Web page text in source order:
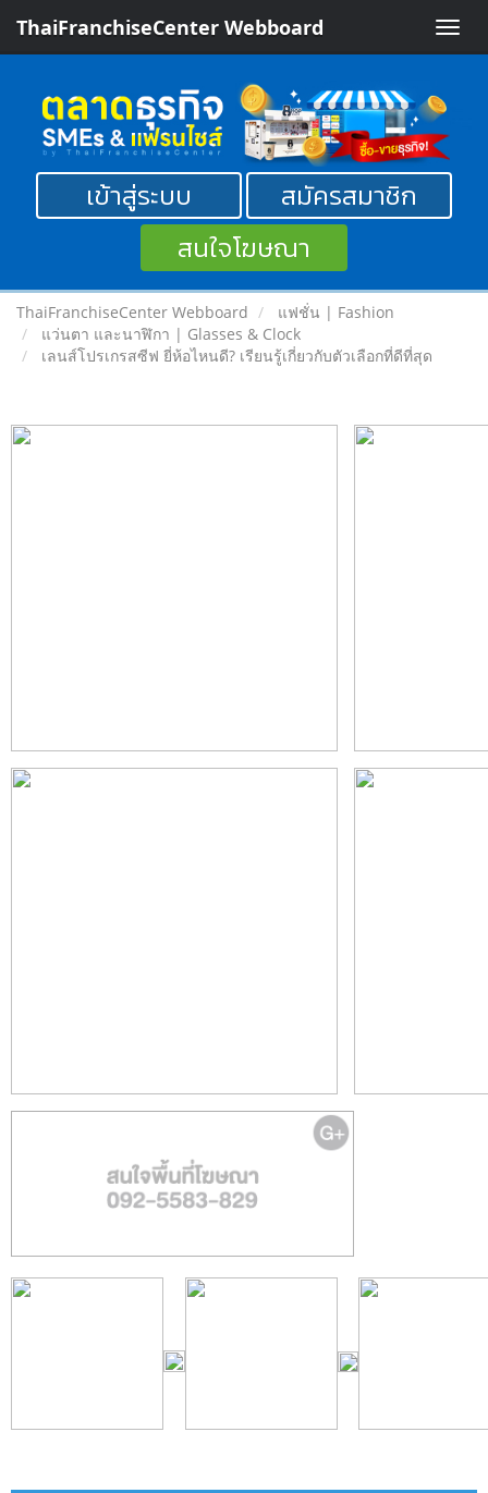
Toggle
ThaiFranchiseCenter Webboard
เข้าสู่ระบบ
สมัครสมาชิก
สนใจโฆษณา
ThaiFranchiseCenter Webboard
แฟชั่น | Fashion
แว่นตา และนาฬิกา | Glasses & Clock
เลนส์โปรเกรสซีฟ ยี่ห้อไหนดี? เรียนรู้เกี่ยวกับตัวเลือกที่ดีที่สุด